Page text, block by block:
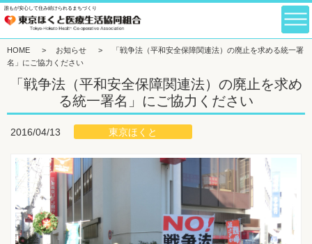
誰もが安心して住み続けられるまちづくり
HOME > お知らせ >
「戦争法（平和安全保障関連法）の廃止を求める統一署
名」にご協力ください
「戦争法（平和安全保障関連法）の廃止を求め
る統一署名」にご協力ください
2016/04/13 東京ほくと